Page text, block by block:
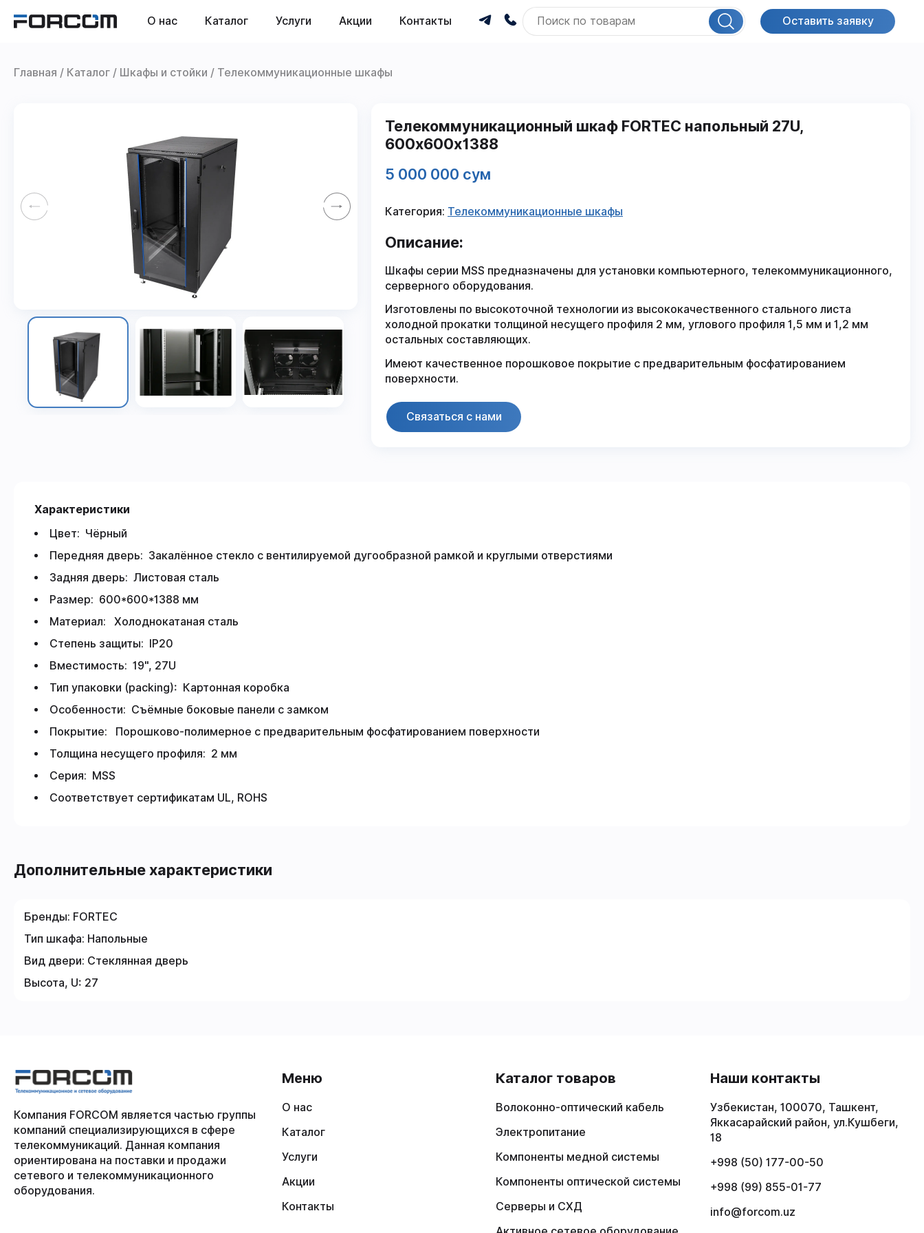
О нас Каталог Услуги Акции Контакты Оставить заявку
Главная Каталог Шкафы и стойки Телекоммуникационные шкафы
Телекоммуникационный шкаф FORTEC напольный 27U,
600x600x1388
5 000 000 сум
Категория: Телекоммуникационные шкафы
Описание:
Шкафы серии MSS предназначены для установки компьютерного, телекоммуникационного,
серверного оборудования.
Изготовлены по высокоточной технологии из высококачественного стального листа
холодной прокатки толщиной несущего профиля 2 мм, углового профиля 1,5 мм и 1,2 мм
остальных составляющих.
Имеют качественное порошковое покрытие с предварительным фосфатированием
поверхности.
Связаться с нами
Характеристики
Цвет: Чёрный
Передняя дверь: Закалённое стекло с вентилируемой дугообразной рамкой и круглыми отверстиями
Задняя дверь: Листовая сталь
Размер: 600*600*1388 мм
Материал: Холоднокатаная сталь
Степень защиты: IP20
Вместимость: 19", 27U
Тип упаковки (packing): Картонная коробка
Особенности: Съёмные боковые панели с замком
Покрытие: Порошково-полимерное с предварительным фосфатированием поверхности
Толщина несущего профиля: 2 мм
Серия: MSS
Соответствует сертификатам UL, ROHS
Дополнительные характеристики
Бренды: FORTEC
Тип шкафа: Напольные
Вид двери: Стеклянная дверь
Высота, U: 27
Компания FORCOM является частью группы
компаний специализирующихся в сфере
телекоммуникаций. Данная компания
ориентирована на поставки и продажи
сетевого и телекоммуникационного
оборудования.
Меню
О нас
Каталог
Услуги
Акции
Контакты
Каталог товаров
Волоконно-оптический кабель
Электропитание
Компоненты медной системы
Компоненты оптической системы
Серверы и СХД
Наши контакты
Узбекистан, 100070, Ташкент,
Яккасарайский район, ул.Кушбеги,
18
+998 (50) 177-00-50
+998 (99) 855-01-77
info@forcom.uz